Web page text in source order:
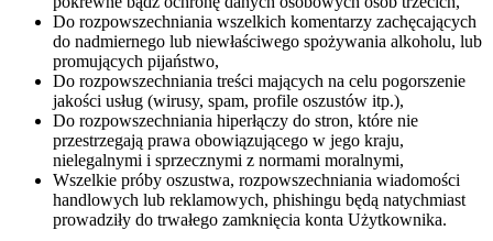
Do rozpowszechniania wszelkich komentarzy zachęcających
do nadmiernego lub niewłaściwego spożywania alkoholu, lub
promujących pijaństwo,
Do rozpowszechniania treści mających na celu pogorszenie
jakości usług (wirusy, spam, profile oszustów itp.),
Do rozpowszechniania hiperłączy do stron, które nie
przestrzegają prawa obowiązującego w jego kraju,
nielegalnymi i sprzecznymi z normami moralnymi,
Wszelkie próby oszustwa, rozpowszechniania wiadomości
handlowych lub reklamowych, phishingu będą natychmiast
prowadziły do trwałego zamknięcia konta Użytkownika.